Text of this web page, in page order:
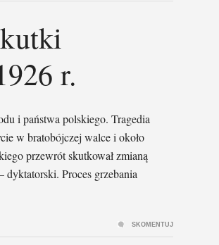
r.
i państwa polskiego. Tragedia
w bratobójczej walce i około
przewrót skutkował zmianą
dyktatorski. Proces grzebania
SKOMENTUJ